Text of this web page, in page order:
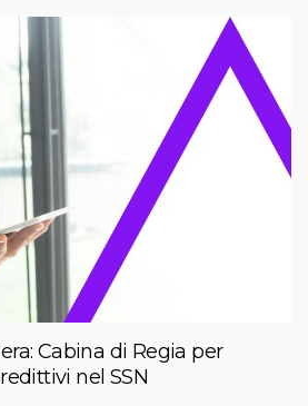
Cabina di Regia per
nel SSN